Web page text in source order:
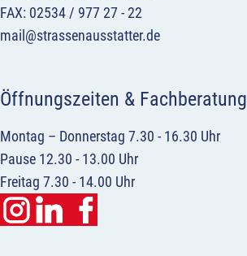
FAX: 02534 / 977 27 - 22
mail@strassenausstatter.de
Öffnungszeiten & Fachberatung
Montag – Donnerstag 7.30 - 16.30 Uhr
Pause 12.30 - 13.00 Uhr
Freitag 7.30 - 14.00 Uhr